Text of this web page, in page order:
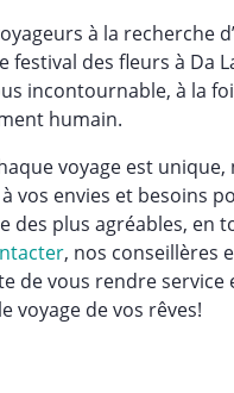
à la recherche
festival des fleurs à Da
incontournable, à la
humain.
voyage est unique,
vos envies et besoins
des plus agréables, en
, nos conseillères
de vous rendre service
voyage de vos rêves!